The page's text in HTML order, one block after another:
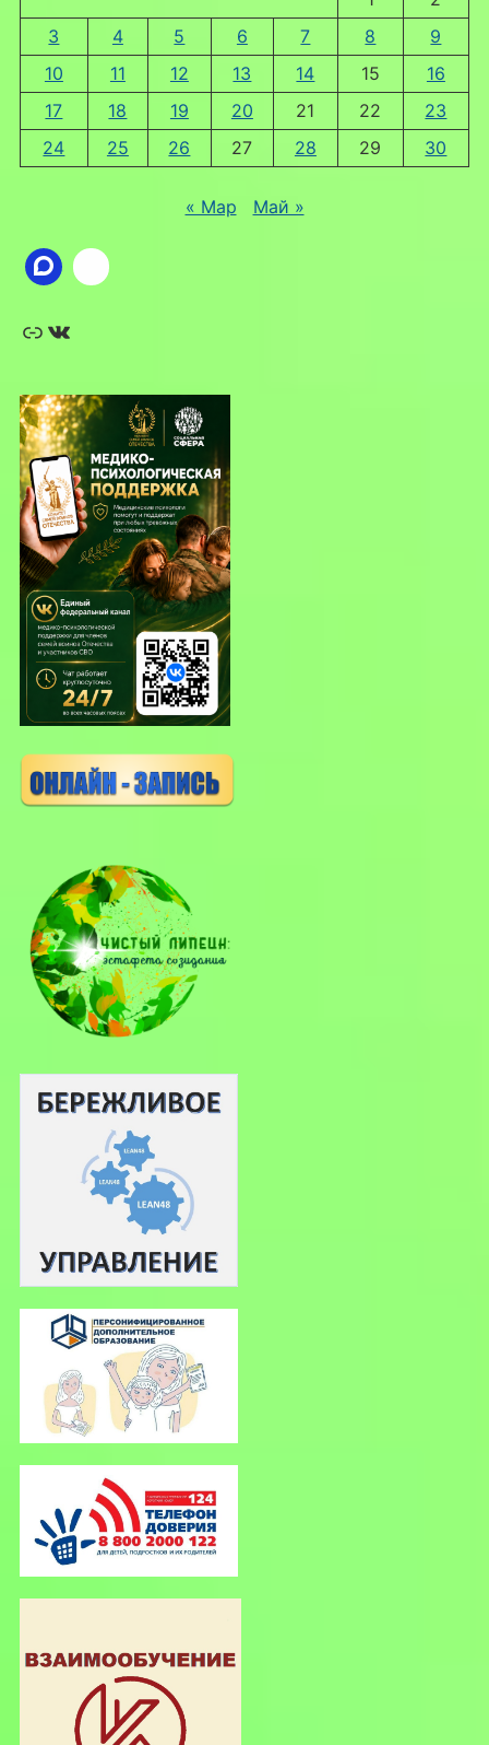
3
4 5 6 7 8
9
10
11 12 13 14 15
16
17
18 19 20 21 22
23
24
25 26 27 28 29 30
« Мар Май »